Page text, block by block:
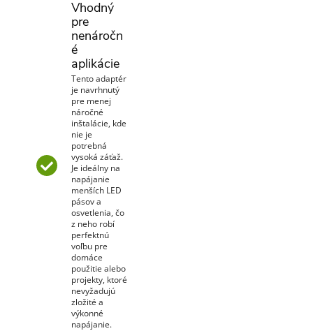
Vhodný
pre
nenáročn
é
aplikácie
Tento adaptér
je navrhnutý
pre menej
náročné
inštalácie, kde
nie je
potrebná
vysoká záťaž.
Je ideálny na
napájanie
menších LED
pásov a
osvetlenia, čo
z neho robí
perfektnú
voľbu pre
domáce
použitie alebo
projekty, ktoré
nevyžadujú
zložité a
výkonné
napájanie.